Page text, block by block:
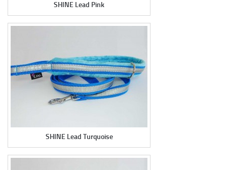
SPECIAL EDITIONS
LOPETETUT MALLISTOT
JÄLLEENMYYJÄT
YRITYKSESTÄ
LÄHETÄ PALAUTETTA
HANDMADE-PANNAT
SHINE Lead Pink
SHINE Lead Turquoise